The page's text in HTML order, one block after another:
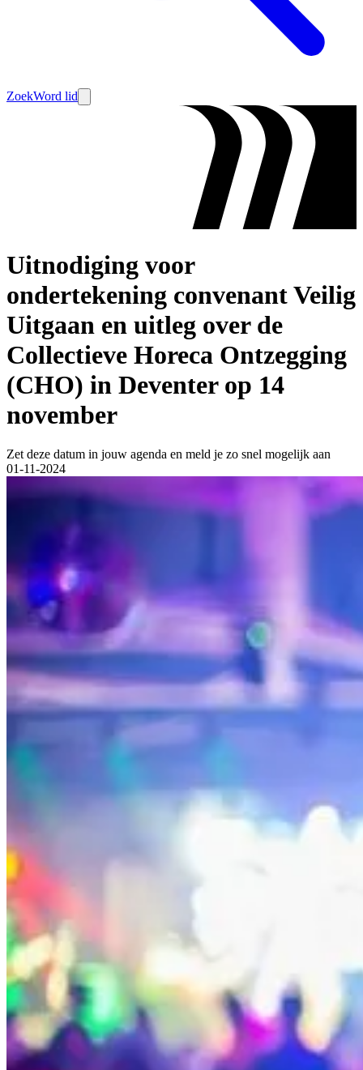
ZoekWord lid
Uitnodiging voor
ondertekening convenant Veilig
Uitgaan en uitleg over de
Collectieve Horeca Ontzegging
(CHO) in Deventer op 14
november
Zet deze datum in jouw agenda en meld je zo snel mogelijk aan
01-11-2024